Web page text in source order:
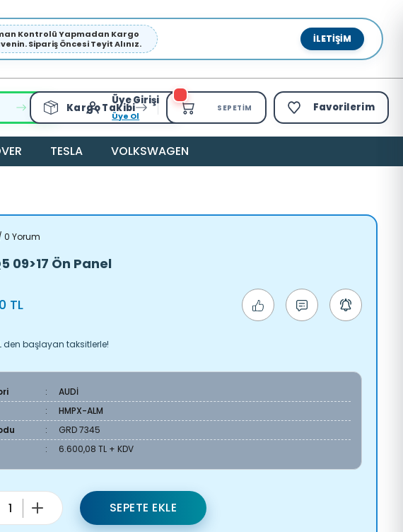
Kontrolü Yapmadan Kargo
Sipariş Öncesi Teyit Alınız.
İLETIŞIM
Kargo Takibi
Üye Girişi
Üye Ol
SEPETIM Favorilerim
TESLA VOLKSWAGEN
0 Yorum
09>17 Ön Panel
TL
den başlayan taksitlerle!
AUDİ
HMPX-ALM
GRD 7345
6.600,08 TL + KDV
SEPETE EKLE